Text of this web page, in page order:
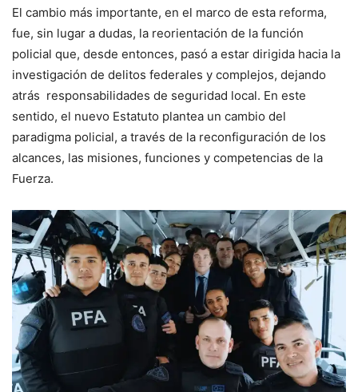
El cambio más importante, en el marco de esta reforma,
fue, sin lugar a dudas, la reorientación de la función
policial que, desde entonces, pasó a estar dirigida hacia la
investigación de delitos federales y complejos, dejando
atrás responsabilidades de seguridad local. En este
sentido, el nuevo Estatuto plantea un cambio del
paradigma policial, a través de la reconfiguración de los
alcances, las misiones, funciones y competencias de la
Fuerza.